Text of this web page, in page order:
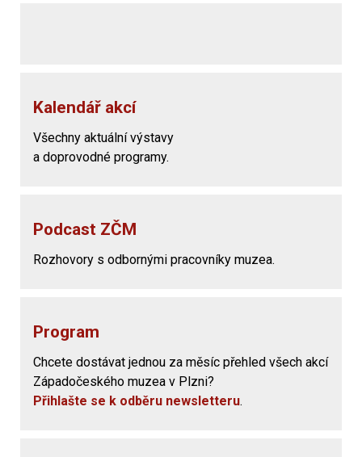
Kalendář akcí
Všechny aktuální výstavy
a doprovodné programy.
Podcast ZČM
Rozhovory s odbornými pracovníky muzea.
Program
Chcete dostávat jednou za měsíc přehled všech akcí
Západočeského muzea v Plzni?
Přihlašte se k odběru newsletteru.